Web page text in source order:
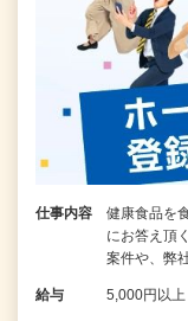
仕事内容
健康食品を
にお答え頂
案件や、弊
給与 5,000円以